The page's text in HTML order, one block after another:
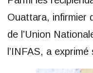
Ouattara, infirmier
de l’Union
l’INFAS, a